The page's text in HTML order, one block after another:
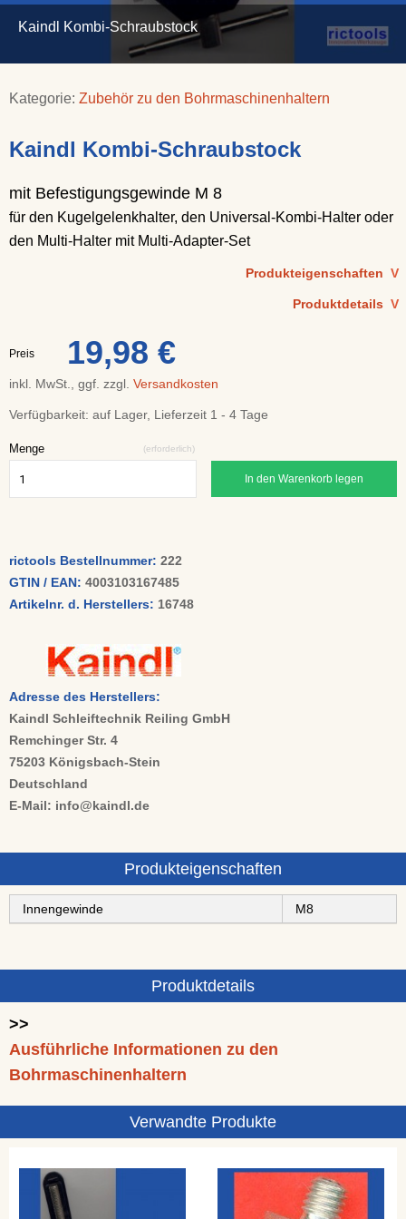
Kaindl Kombi-Schraubstock
Kategorie: Zubehör zu den Bohrmaschinenhaltern
Kaindl Kombi-Schraubstock
mit Befestigungsgewinde M 8
für den Kugelgelenkhalter, den Universal-Kombi-Halter oder
den Multi-Halter mit Multi-Adapter-Set
Produkteigenschaften V
Produktdetails V
Preis 19,98 €
inkl. MwSt., ggf. zzgl. Versandkosten
Verfügbarkeit: auf Lager, Lieferzeit 1 - 4 Tage
Menge (erforderlich)
In den Warenkorb legen
rictools Bestellnummer: 222
GTIN / EAN: 4003103167485
Artikelnr. d. Herstellers: 16748
Adresse des Herstellers:
Kaindl Schleiftechnik Reiling GmbH
Remchinger Str. 4
75203 Königsbach-Stein
Deutschland
E-Mail: info@kaindl.de
Produkteigenschaften
Innengewinde M8
Produktdetails
>>
Ausführliche Informationen zu den
Bohrmaschinenhaltern
Verwandte Produkte